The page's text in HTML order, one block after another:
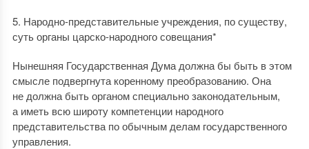
5. Народно-представительные учреждения, по существу,
суть органы царско-народного совещания*
Нынешняя Государственная Дума должна бы быть в этом
смысле подвергнута коренному преобразованию. Она
не должна быть органом специально законодательным,
а иметь всю широту компетенции народного
представительства по обычным делам государственного
управления.